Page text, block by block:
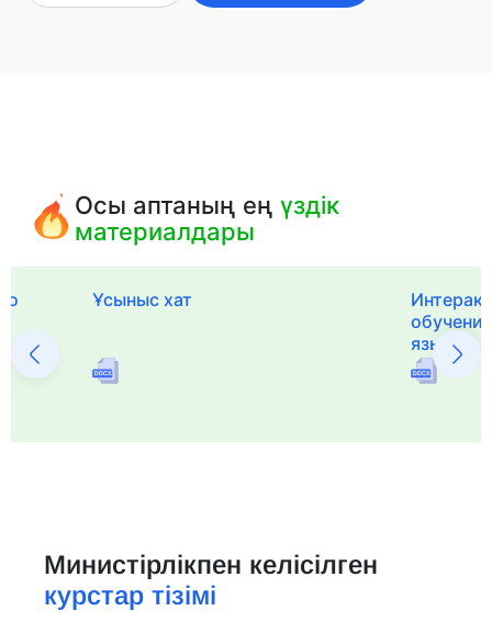
Осы аптаның еңүздік
материалдары
Ұсыныс хат
языка и
Министірлікпен келісілген
курстар тізімі